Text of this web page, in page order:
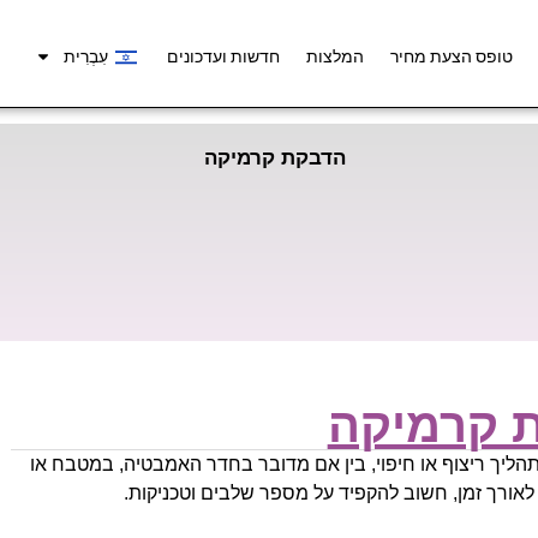
טופס הצעת מחיר המלצות חדשות ועדכונים עִבְרִית
הדבקת קרמיקה
קרמיקה
ריצוף או חיפוי, בין אם מדובר בחדר האמבטיה, במטבח או
זמן, חשוב להקפיד על מספר שלבים וטכניקות.